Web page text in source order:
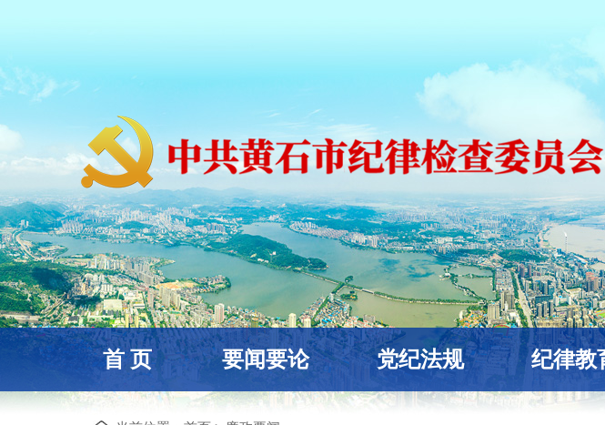
首 页 要闻要论 党纪法规 纪律教